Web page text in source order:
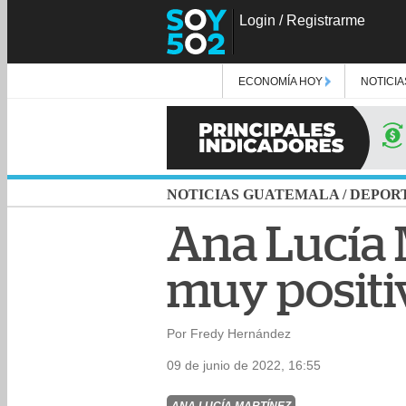
Login / Registrarme
ECONOMÍA HOY
NOTICIAS GUATEMALA /
Ana Lucía
muy
Por Fredy Hernández
09 de junio de 2022, 16:55